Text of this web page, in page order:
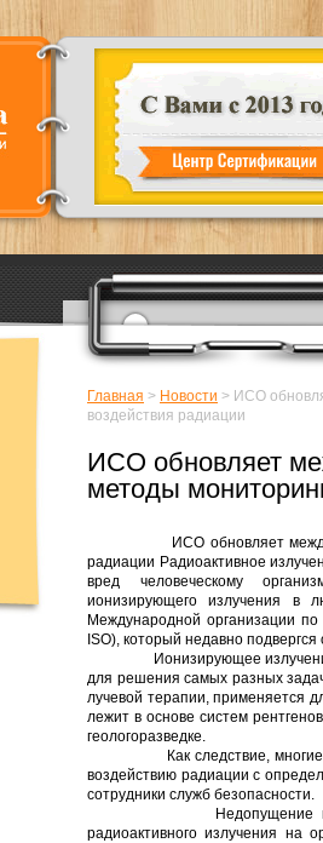
Главная > Новости > ИСО
воздействия радиации
ИСО обновляет
методы
ИСО обновляет
радиации Радиоактивное
вред человеческому
ионизирующего излучения в
Международной организации
ISO), который недавно
Ионизирующее излучение
для решения самых разных
лучевой терапии, применяется
лежит в основе систем
геологоразведке.
Как следствие, многие
воздействию радиации с
сотрудники служб безопасности.
Недопущение
радиоактивного излучения на